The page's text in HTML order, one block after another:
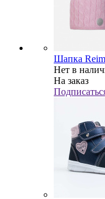
Шапка
Нет в
На заказ